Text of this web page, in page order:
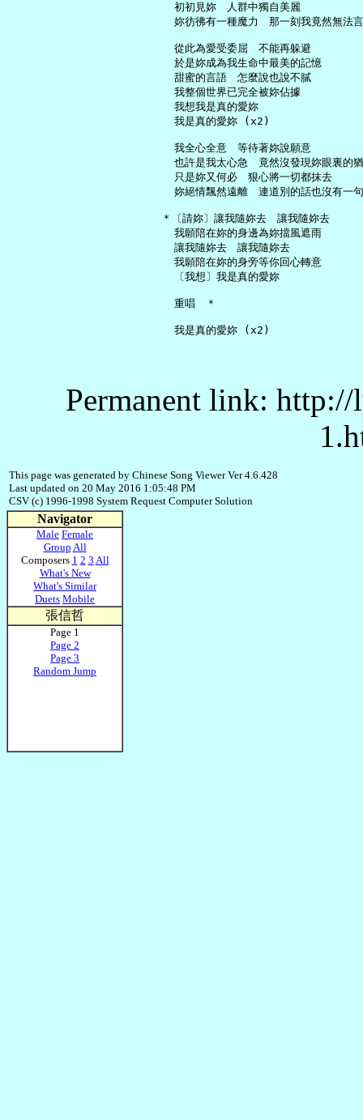
     初初見妳　人群中獨自美麗
妳彷彿有一種魔力　那一刻我竟然無法
     從此為愛受委屈　不能再躲避
     於是妳成為我生命中最美的記憶
     甜蜜的言語　怎麼說也說不膩
     我整個世界已完全被妳佔據
     我想我是真的愛妳
     我是真的愛妳 (x2)
     我全心全意　等待著妳說願意
也許是我太心急　竟然沒發現妳眼裏的
     只是妳又何必　狠心將一切都抹去
     妳絕情飄然遠離　連道別的話也沒有一句
   ＊〔請妳〕讓我隨妳去　讓我隨妳去
     我願陪在妳的身邊為妳擋風遮雨
     讓我隨妳去　讓我隨妳去
     我願陪在妳的身旁等你回心轉意
     〔我想〕我是真的愛妳
     重唱　＊
Permanent link:
This page was generated by Chinese Song Viewer Ver 4.6.428
Last updated on 20 May 2016 1:05:48 PM
CSV (c) 1996-1998 System Request Computer Solution
Navigator
Male Female
Group All
Composers 1 2 3 All
What's New
What's Similar
Duets Mobile
張信哲
Page 1
Page 2
Page 3
Random Jump